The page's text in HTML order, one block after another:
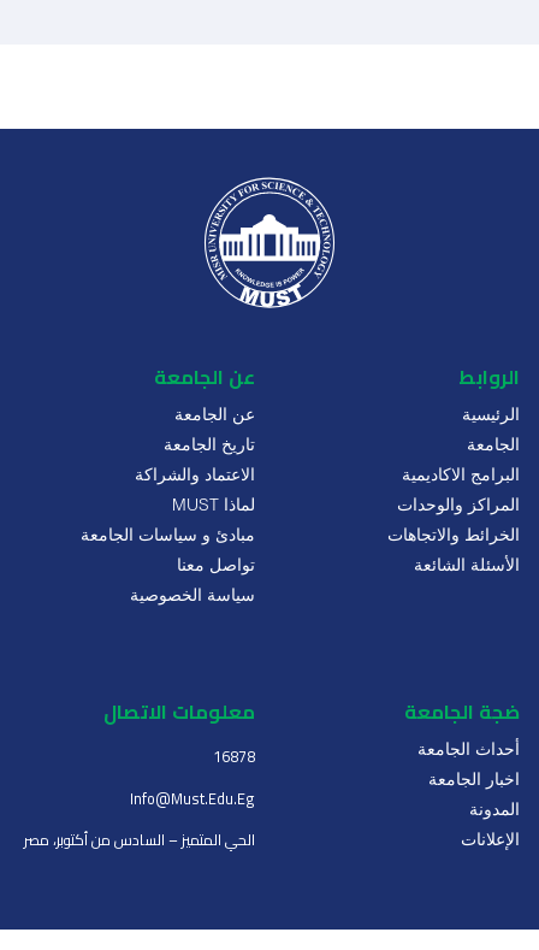
الروابط
الرئيسية
الجامعة
البرامج الاكاديمية
المراكز والوحدات
الخرائط والاتجاهات
الأسئلة الشائعة
عن الجامعة
عن الجامعة
تاريخ الجامعة
الاعتماد والشراكة
لماذا MUST
مبادئ و سياسات الجامعة
تواصل معنا
سياسة الخصوصية
ضجة الجامعة
أحداث الجامعة
اخبار الجامعة
المدونة
الإعلانات
معلومات الاتصال
16878
Info@must.edu.eg
الحي المتميز – السادس من أكتوبر، مصر